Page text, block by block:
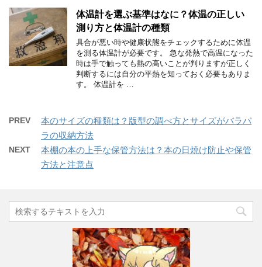
体温計を選ぶ基準はなに？体温の正しい
測り方と体温計の種類
具合が悪い時や健康状態をチェックするために体温
を測る体温計が必要です。 急な発熱で高温になった
時は手で触っても熱の高いことが判りますが正しく
判断するには自分の平熱を知っておく必要もありま
す。 体温計を …
PREV
本のサイズの種類は？版型の調べ方とサイズがバラバ
ラの収納方法
NEXT
本棚の本の上手な保管方法は？本の日焼け防止や保管
方法と注意点